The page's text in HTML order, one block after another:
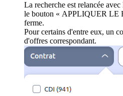
La recherche est relancée
le bouton « APPLIQUER LE
ferme.
Pour certains d'entre eux, un
d'offres correspondant.